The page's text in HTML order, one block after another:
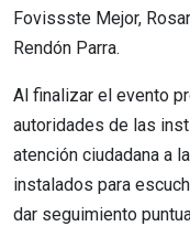
Fovissste Mejor,
Rendón Parra.
Al finalizar el evento
autoridades de las
atención ciudadana a
instalados para
dar seguimiento